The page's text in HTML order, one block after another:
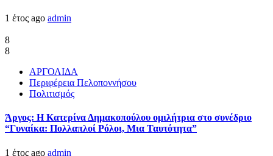
1 έτος ago admin
8
8
ΑΡΓΟΛΙΔΑ
Περιφέρεια Πελοποννήσου
Πολιτισμός
Άργος: Η Κατερίνα Δημακοπούλου ομιλήτρια στο συνέδριο
“Γυναίκα: Πολλαπλοί Ρόλοι, Μια Ταυτότητα”
1 έτος ago admin